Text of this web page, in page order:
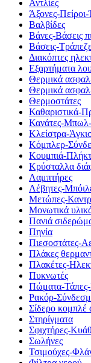
Αντλίες
Άξονες-
Βαλβίδες
Βάνες-Βάσεις
Βάσεις-
Διακόπτες
Εξαρτήματα
Θερμικά
Θερμικά
Θερμοστάτες
Καθαριστικά-
Κανάτες-
Κλείστρα-
Κόμπλερ-
Κουμπιά-
Κρύσταλλα
Λαμπτήρες
Λέβητες-
Μετώπες-
Μονωτικά
Πανιά
Πηνία
Πιεσοστάτες-
Πλάκες
Πλακέτες-
Πυκνωτές
Πώματα-
Ρακόρ-
Σίδερο κομπλέ
Στηρίγματα
Σφιχτήρες-
Σωλήνες
Τσιμούχες-